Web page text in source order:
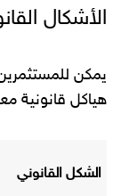
الأشكال
يمكن
هياكل قانونية
الشكل القانوني